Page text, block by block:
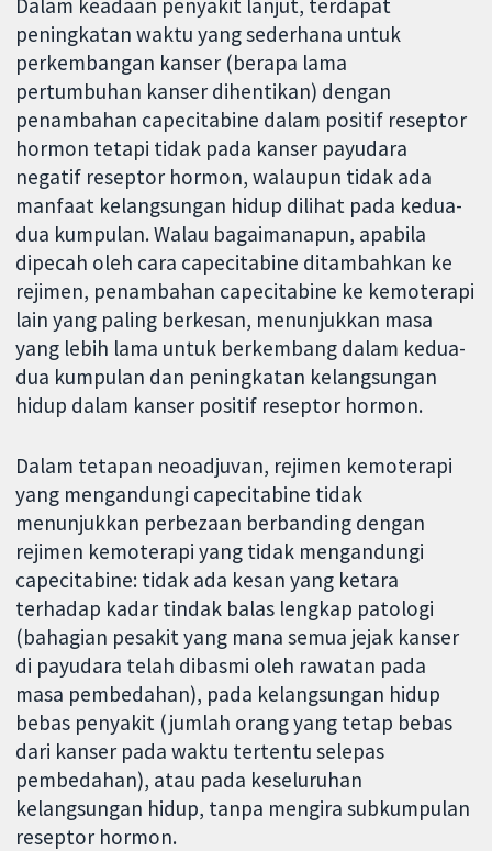
peningkatan waktu yang sederhana untuk
perkembangan kanser (berapa lama
pertumbuhan kanser dihentikan) dengan
penambahan capecitabine dalam positif reseptor
hormon tetapi tidak pada kanser payudara
negatif reseptor hormon, walaupun tidak ada
manfaat kelangsungan hidup dilihat pada kedua-
dua kumpulan. Walau bagaimanapun, apabila
dipecah oleh cara capecitabine ditambahkan ke
rejimen, penambahan capecitabine ke kemoterapi
lain yang paling berkesan, menunjukkan masa
yang lebih lama untuk berkembang dalam kedua-
dua kumpulan dan peningkatan kelangsungan
hidup dalam kanser positif reseptor hormon.
Dalam tetapan neoadjuvan, rejimen kemoterapi
yang mengandungi capecitabine tidak
menunjukkan perbezaan berbanding dengan
rejimen kemoterapi yang tidak mengandungi
capecitabine: tidak ada kesan yang ketara
terhadap kadar tindak balas lengkap patologi
(bahagian pesakit yang mana semua jejak kanser
di payudara telah dibasmi oleh rawatan pada
masa pembedahan), pada kelangsungan hidup
bebas penyakit (jumlah orang yang tetap bebas
dari kanser pada waktu tertentu selepas
pembedahan), atau pada keseluruhan
kelangsungan hidup, tanpa mengira subkumpulan
reseptor hormon.